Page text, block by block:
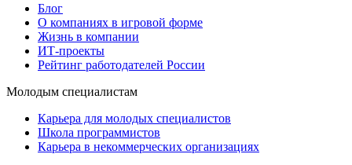
Блог
О компаниях в игровой форме
Жизнь в компании
ИТ-проекты
Рейтинг работодателей России
Молодым специалистам
Карьера для молодых специалистов
Школа программистов
Карьера в некоммерческих организациях